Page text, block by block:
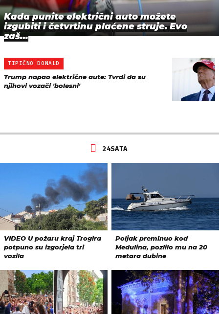
Kada punite električni auto možete
izgubiti i četvrtinu plaćene struje. Evo
zaš…
TIPIČNO DONALD
Trump napao električne aute: Tvrdi da su
njihovi vozači 'bolesni'